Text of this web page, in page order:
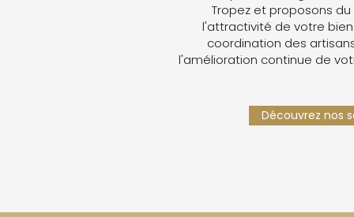
Tropez et proposons
l'attractivité de votre
coordination des
l'amélioration continue de
Découvrez nos